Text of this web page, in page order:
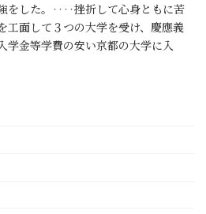
をした。‥‥挫折して心身ともに苦
工面して３つの大学を受け、慶應義
学金等学費の安い京都の大学に入